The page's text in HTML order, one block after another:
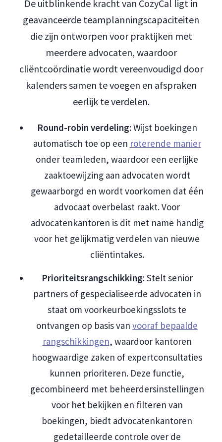
De uitblinkende kracht van CozyCal ligt in
geavanceerde teamplanningscapaciteiten
die zijn ontworpen voor praktijken met
meerdere advocaten, waardoor
cliëntcoördinatie wordt vereenvoudigd door
kalenders samen te voegen en afspraken
eerlijk te verdelen.
Round-robin verdeling: Wijst boekingen
automatisch toe op een roterende manier
onder teamleden, waardoor een eerlijke
zaaktoewijzing aan advocaten wordt
gewaarborgd en wordt voorkomen dat één
advocaat overbelast raakt. Voor
advocatenkantoren is dit met name handig
voor het gelijkmatig verdelen van nieuwe
cliëntintakes.
Prioriteitsrangschikking: Stelt senior
partners of gespecialiseerde advocaten in
staat om voorkeurboekingsslots te
ontvangen op basis van vooraf bepaalde
rangschikkingen, waardoor kantoren
hoogwaardige zaken of expertconsultaties
kunnen prioriteren. Deze functie,
gecombineerd met beheerdersinstellingen
voor het bekijken en filteren van
boekingen, biedt advocatenkantoren
gedetailleerde controle over de